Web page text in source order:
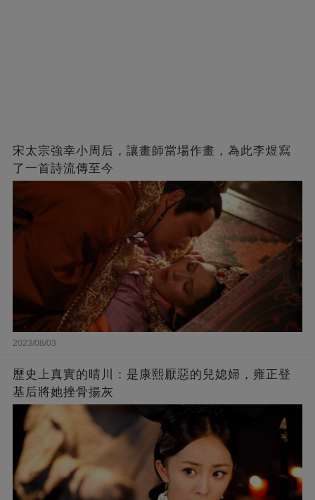
宋太宗強幸小周后，讓畫師當場作畫，為此李煜寫
了一首詩流傳至今
2023/08/03
歷史上真實的晴川：是康熙厭惡的兒媳婦，雍正登
基后將她挫骨揚灰